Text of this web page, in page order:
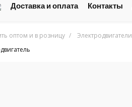
Доставка и оплата Контакты
оптом и в розницу /
Электродвигатели